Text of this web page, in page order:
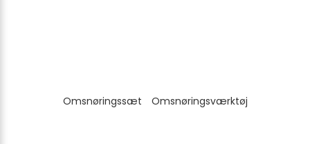
Omsnøringssæt Omsnøringsværktøj